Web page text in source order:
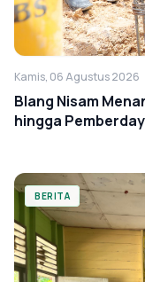
Kamis, 06 Agustus 2026
Blang Nisam
hingga
BERITA